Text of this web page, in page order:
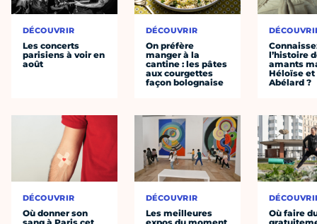
DÉCOUVRIR
Les concerts
parisiens à voir en
août
DÉCOUVRIR
Où donner son
DÉCOUVRIR
On préfère
manger à la
cantine : les pâtes
aux courgettes
façon bolognaise
DÉCOUVRIR
Les meilleures
l’histoire
amants
Héloïse et
Abélard ?
Où faire